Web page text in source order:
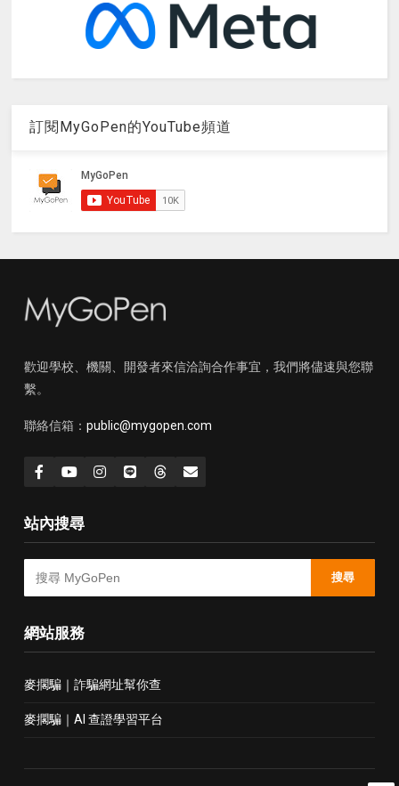
訂閱MyGoPen的YouTube頻道
歡迎學校、機關、開發者來信洽詢合作事宜，我們將儘速與您聯
繫。
聯絡信箱： public@mygopen.com
站內搜尋
搜尋
網站服務
麥擱騙｜詐騙網址幫你查
麥擱騙｜AI 查證學習平台